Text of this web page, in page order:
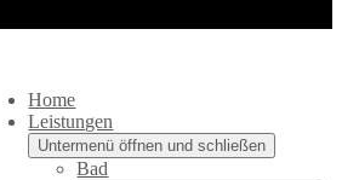
Home
Leistungen
Untermenü öffnen und schließen
Bad